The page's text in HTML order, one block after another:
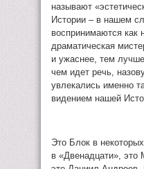
называют
Истории – в нашем
воспринимаются как
драматическая
и ужаснее, тем
чем идет речь,
увлекались именно
видением нашей
Это Блок в
в «Двенадцати»,